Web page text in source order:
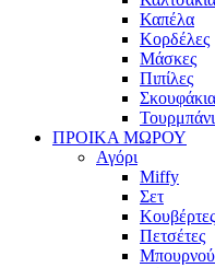
Καπέλα
Κορδέλες
Μάσκες
Πιπίλες
Σκουφάκια
ΠΡΟΙΚΑ ΜΩΡΟΥ
Αγόρι
Miffy
Σετ
Κουβέρτες
Πετσέτες